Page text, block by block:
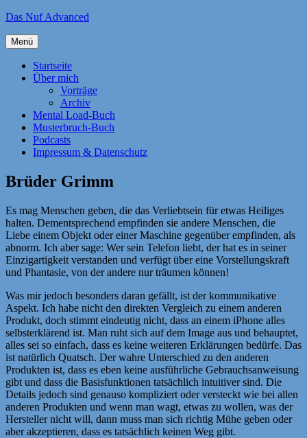
Zum
springen
Das Nuf Advanced
Menü
Startseite
Über mich
Vorträge
Archiv
Mental Load-Buch
Musterbruch-Buch
Podcasts
Impressum & Datenschutz
Brüder Grimm
Es mag Menschen geben, die das Verliebtsein für etwas Heiliges
halten. Dementsprechend empfinden sie andere Menschen, die
Liebe einem Objekt oder einer Maschine gegenüber empfinden, als
abnorm. Ich aber sage: Wer sein Telefon liebt, der hat es in seiner
Einzigartigkeit verstanden und verfügt über eine Vorstellungskraft
und Phantasie, von der andere nur träumen können!
Was mir jedoch besonders daran gefällt, ist der kommunikative
Aspekt. Ich habe nicht den direkten Vergleich zu einem anderen
Produkt, doch stimmt eindeutig nicht, dass an einem iPhone alles
selbsterklärend ist. Man ruht sich auf dem Image aus und behauptet,
alles sei so einfach, dass es keine weiteren Erklärungen bedürfe. Das
ist natürlich Quatsch. Der wahre Unterschied zu den anderen
Produkten ist, dass es eben keine ausführliche Gebrauchsanweisung
gibt und dass die Basisfunktionen tatsächlich intuitiver sind. Die
Details jedoch sind genauso kompliziert oder versteckt wie bei allen
anderen Produkten und wenn man wagt, etwas zu wollen, was der
Hersteller nicht will, dann muss man sich richtig Mühe geben oder
aber akzeptieren, dass es tatsächlich keinen Weg gibt.